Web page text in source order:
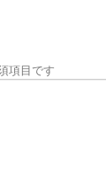
項目です